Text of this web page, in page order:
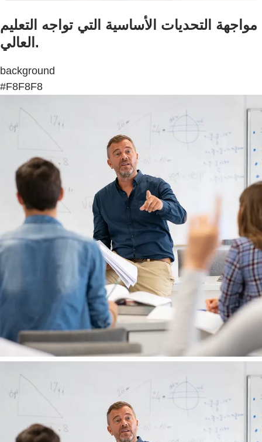
مواجهة التحديات الأساسية التي تواجه التعليم
العالي.
background
#F8F8F8